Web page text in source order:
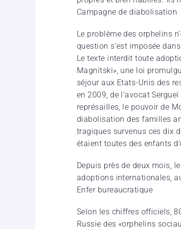
Campagne de diabolisation
Le problème des orphelins
question s’est imposée
Le texte interdit toute
Magnitski», une loi
séjour aux Etats-Unis des
en 2009, de l’avocat
représailles, le pouvoir de
diabolisation des familles
tragiques survenus ces dix
étaient toutes des enfants
Depuis près de deux mois,
adoptions internationales,
Enfer bureaucratique
Selon les chiffres officiels,
Russie des «orphelins